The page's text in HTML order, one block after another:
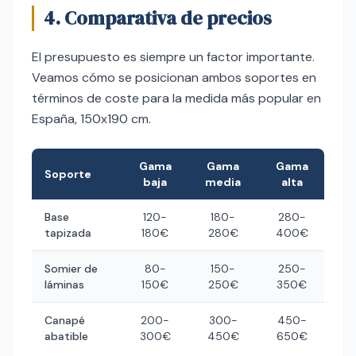
4. Comparativa de precios
El presupuesto es siempre un factor importante.
Veamos cómo se posicionan ambos soportes en
términos de coste para la medida más popular en
España, 150x190 cm.
Soporte
Gama
baja
Gama
media
Gama
alta
Base
tapizada
120-
180€
180-
280€
280-
400€
Somier de
láminas
80-
150€
150-
250€
250-
350€
Canapé
abatible
200-
300€
300-
450€
450-
650€